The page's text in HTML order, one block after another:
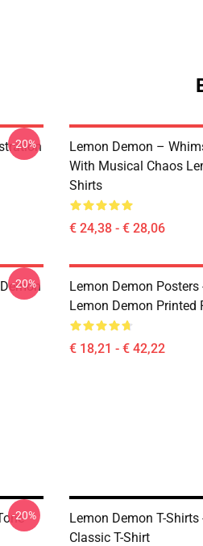
-20%
Lemon Demon –
With Musical Chaos
Shirts
€ 24,38 - € 28,06
-20%
Lemon Demon Posters
Lemon Demon Printed
€ 18,21 - € 42,22
-20%
Lemon Demon T-
Classic T-Shirt